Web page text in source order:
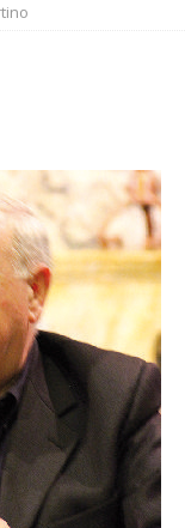
]
ALBA
] ITINERARI /
] Cuneo, stretta
CRONACA
]
La festa di San
]
Succede a
CRONACA